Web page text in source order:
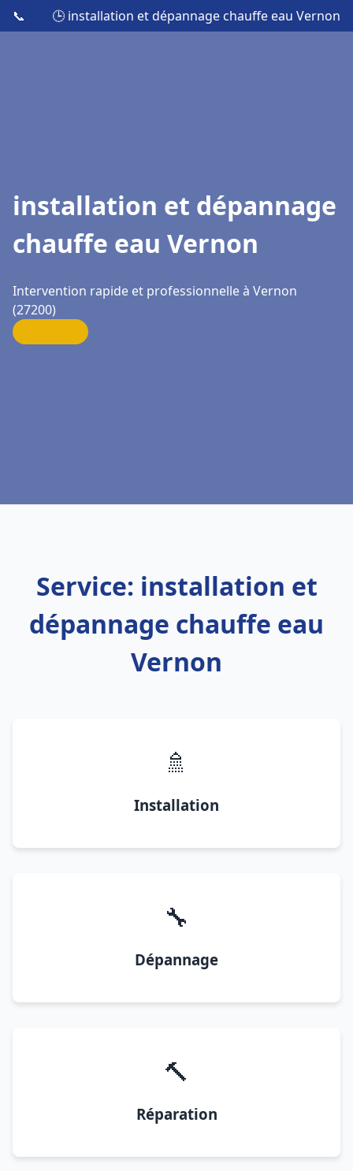
📞 🕒 installation et dépannage chauffe eau Vernon
installation et dépannage
chauffe eau Vernon
Intervention rapide et professionnelle à Vernon
(27200)
Service: installation et
dépannage chauffe eau
Vernon
🚿
Installation
🔧
Dépannage
🔨
Réparation